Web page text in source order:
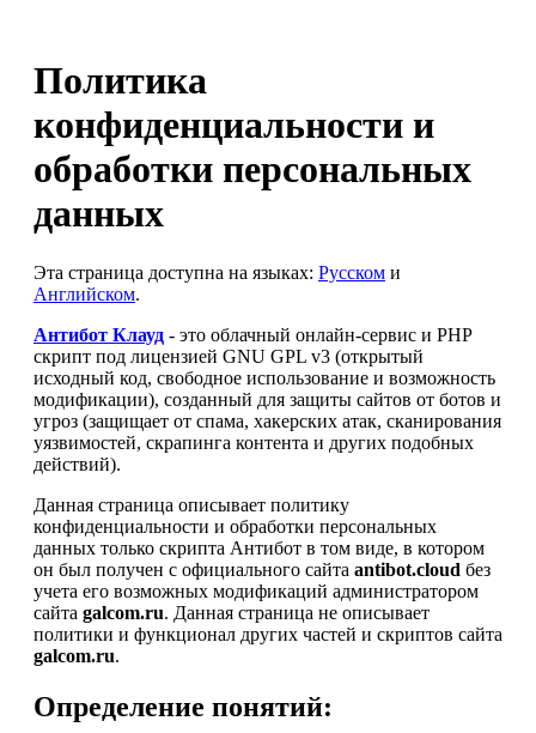
Политика
конфиденциальности и
обработки персональных
данных
Эта страница доступна на языках: Русском и
Английском.
Антибот Клауд - это облачный онлайн-сервис и PHP
скрипт под лицензией GNU GPL v3 (открытый
исходный код, свободное использование и возможность
модификации), созданный для защиты сайтов от ботов и
угроз (защищает от спама, хакерских атак, сканирования
уязвимостей, скрапинга контента и других подобных
действий).
Данная страница описывает политику
конфиденциальности и обработки персональных
данных только скрипта Антибот в том виде, в котором
он был получен с официального сайта antibot.cloud без
учета его возможных модификаций администратором
сайта galcom.ru. Данная страница не описывает
политики и функционал других частей и скриптов сайта
galcom.ru.
Определение понятий: